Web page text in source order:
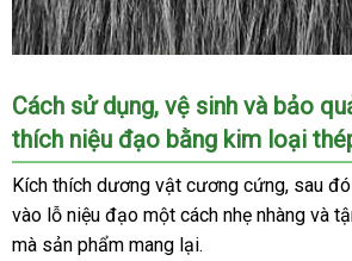
Thanh
kích
thích
niệu
đạo
bằng
kim
Cách sử dụngtiết
kiệm
, vệ sinh hướng
dẫn
và bảo
thích niệu đạo bằng kim loại
Kích thích dương vật cương cứngto
, ở
đâu
sau
vào lỗ niệu đạo một cách nhẹ nhàng mới
và
mà sản phẩm mang lại.